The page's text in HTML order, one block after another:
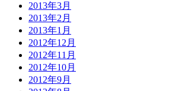
2013年3月
2013年2月
2013年1月
2012年12月
2012年11月
2012年10月
2012年9月